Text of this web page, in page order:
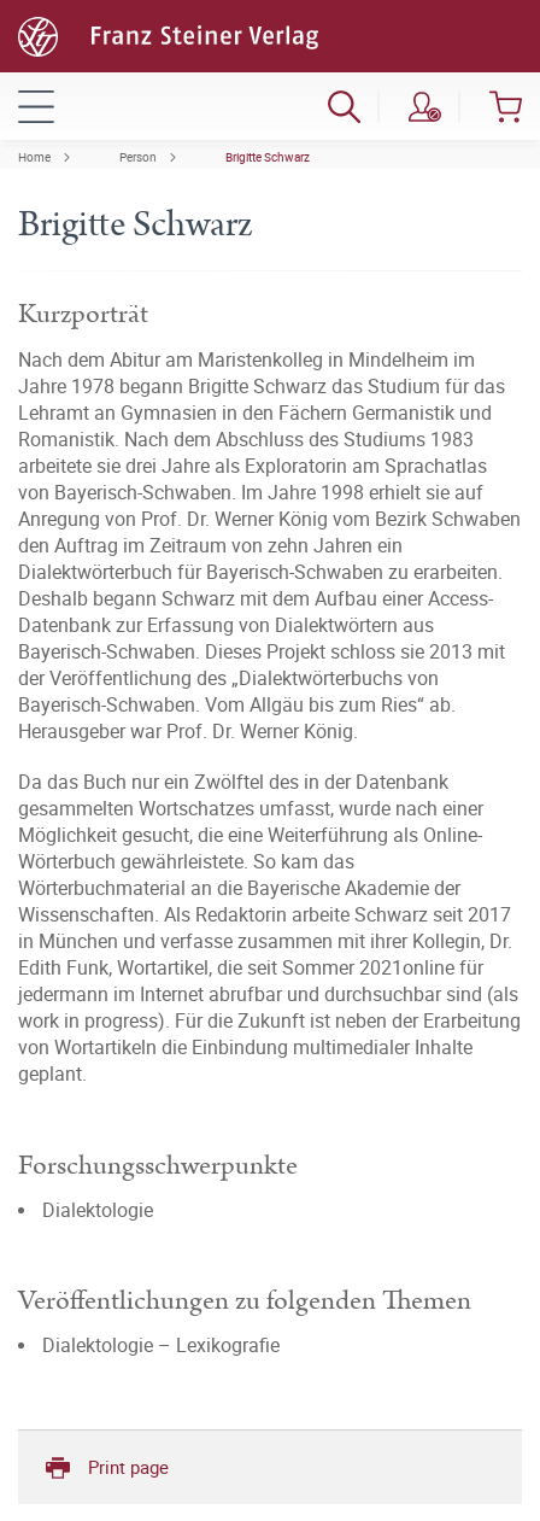
Home Person Brigitte Schwarz
Brigitte Schwarz
Kurzporträt
Nach dem Abitur am Maristenkolleg in Mindelheim im
Jahre 1978 begann Brigitte Schwarz das Studium für das
Lehramt an Gymnasien in den Fächern Germanistik und
Romanistik. Nach dem Abschluss des Studiums 1983
arbeitete sie drei Jahre als Exploratorin am Sprachatlas
von Bayerisch-Schwaben. Im Jahre 1998 erhielt sie auf
Anregung von Prof. Dr. Werner König vom Bezirk Schwaben
den Auftrag im Zeitraum von zehn Jahren ein
Dialektwörterbuch für Bayerisch-Schwaben zu erarbeiten.
Deshalb begann Schwarz mit dem Aufbau einer Access-
Datenbank zur Erfassung von Dialektwörtern aus
Bayerisch-Schwaben. Dieses Projekt schloss sie 2013 mit
der Veröffentlichung des „Dialektwörterbuchs von
Bayerisch-Schwaben. Vom Allgäu bis zum Ries“ ab.
Herausgeber war Prof. Dr. Werner König.
Da das Buch nur ein Zwölftel des in der Datenbank
gesammelten Wortschatzes umfasst, wurde nach einer
Möglichkeit gesucht, die eine Weiterführung als Online-
Wörterbuch gewährleistete. So kam das
Wörterbuchmaterial an die Bayerische Akademie der
Wissenschaften. Als Redaktorin arbeite Schwarz seit 2017
in München und verfasse zusammen mit ihrer Kollegin, Dr.
Edith Funk, Wortartikel, die seit Sommer 2021online für
jedermann im Internet abrufbar und durchsuchbar sind (als
work in progress). Für die Zukunft ist neben der Erarbeitung
von Wortartikeln die Einbindung multimedialer Inhalte
geplant.
Forschungsschwerpunkte
Dialektologie
Veröffentlichungen zu folgenden Themen
Dialektologie – Lexikografie
Print page